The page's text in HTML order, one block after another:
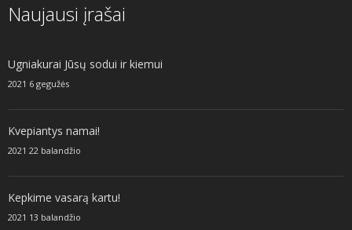
Naujausi įrašai
Ugniakurai Jūsų sodui ir kiemui
2021 6 gegužės
Kvepiantys namai!
2021 22 balandžio
Kepkime vasarą kartu!
2021 13 balandžio